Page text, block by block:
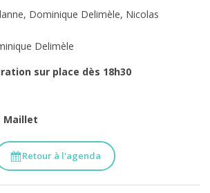
Dominique Delimèle, Nicolas
Delimèle
sur place dès 18h30
Maillet
Retour à l'agenda